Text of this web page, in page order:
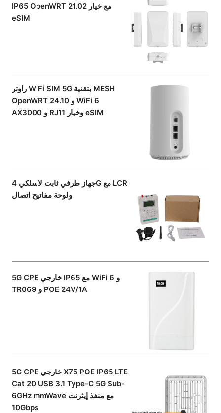
IP65 OpenWRT 21.02 مع خيار
eSIM
راوتر WiFi SIM 5G بتقنية MESH
OpenWRT 24.10 و WiFi 6
AX3000 و RJ11 وخيار eSIM
جهاز طرفي ثابت لاسلكي 4G مع LCR
ولوحة مفاتيح اتصال
5G CPE خارجي IP65 مع WiFi 6 و
TR069 و POE 24V/1A
5G CPE خارجي X75 POE IP65 LTE
Cat 20 USB 3.1 Type-C 5G Sub-
6GHz mmWave مع منفذ إيثرنت
10Gbps